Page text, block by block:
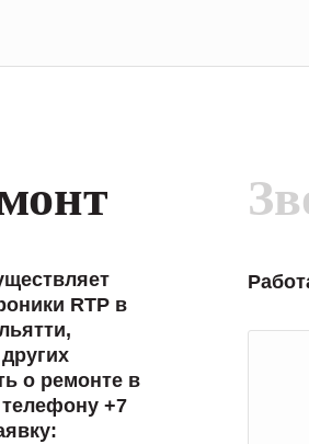
RTP в
о ремонте в
+7